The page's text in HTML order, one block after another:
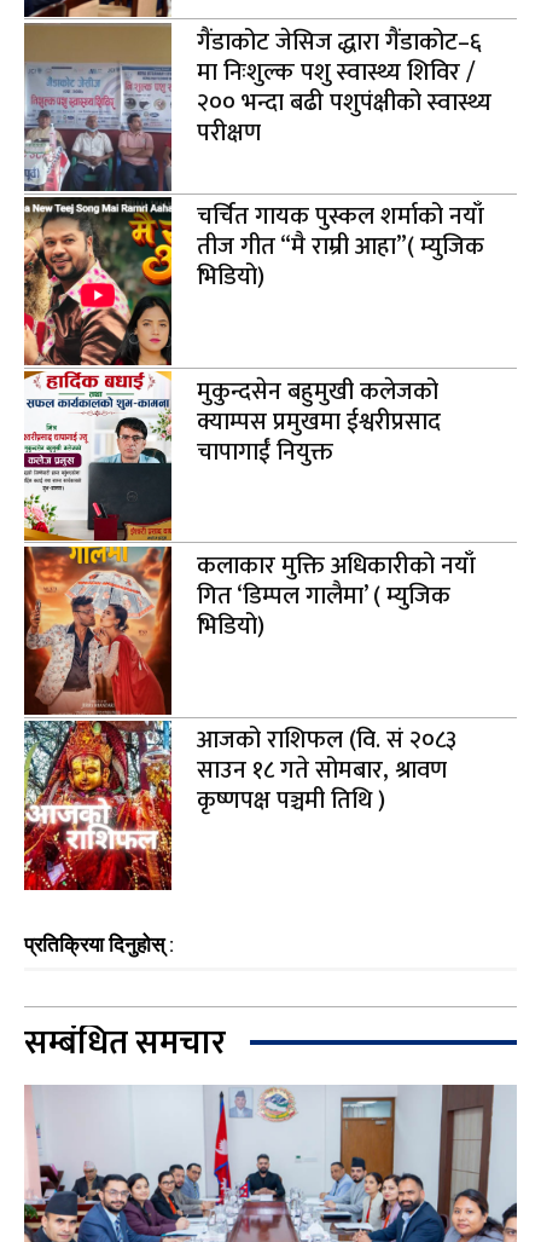
गैंडाकोट जेसिज द्धारा गैंडाकोट–६
मा निःशुल्क पशु स्वास्थ्य शिविर /
२०० भन्दा बढी पशुपंक्षीको स्वास्थ्य
परीक्षण
चर्चित गायक पुस्कल शर्माको नयाँ
तीज गीत “मै राम्री आहा”( म्युजिक
भिडियो)
मुकुन्दसेन बहुमुखी कलेजको
क्याम्पस प्रमुखमा ईश्वरीप्रसाद
चापागाईं नियुक्त
कलाकार मुक्ति अधिकारीको नयाँ
गित ‘डिम्पल गालैमा’ ( म्युजिक
भिडियो)
आजको राशिफल (वि. सं २०८३
साउन १८ गते सोमबार, श्रावण
कृष्णपक्ष पञ्चमी तिथि )
प्रतिक्रिया दिनुहोस् :
सम्बंधित समचार